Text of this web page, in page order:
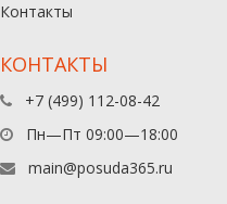
Контакты
КОНТАКТЫ
+7 (499) 112-08-42
Пн—Пт 09:00—18:00
main@posuda365.ru